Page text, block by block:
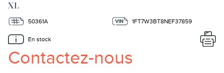
XL
50361A 1FT7W3BT8NEF37859
En stock
Contactez-nous